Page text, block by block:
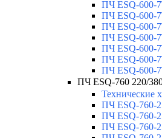
ПЧ ESQ-600-
ПЧ ESQ-600-
ПЧ ESQ-600-
ПЧ ESQ-600-
ПЧ ESQ-600-
ПЧ ESQ-600-
ПЧ ESQ-600-
ПЧ ESQ-760 220/
Технические
ПЧ ESQ-760-
ПЧ ESQ-760-
ПЧ ESQ-760-